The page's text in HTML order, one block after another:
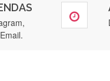
de muitas certamente❤️
muito obrigada ,